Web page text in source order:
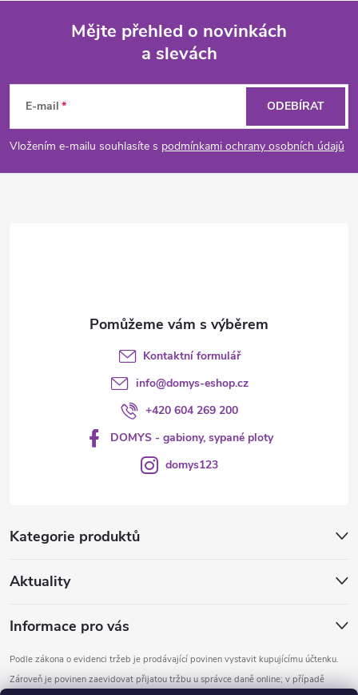
p
a
Mějte přehled o novinkách
a slevách
E-mail
Vložením e-mailu souhlasíte s podmínkami ochrany osobních údajů
ODEBÍRAT
Kategorie produktů
Aktuality
Informace pro vás
Podle zákona o evidenci tržeb je prodávající povinen vystavit kupujícímu účtenku.
Zároveň je povinen zaevidovat přijatou tržbu u správce daně online; v případě
Kontaktní formulář
info@domys-eshop.cz
+420 604 269 200
DOMYS - gabiony, sypané ploty
domys123